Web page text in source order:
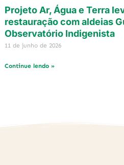
Projeto Ar, Água e Terra
restauração com aldeias
Observatório Indigenista
11 de junho de 2026
Continue lendo »